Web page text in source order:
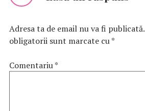
Adresa ta de email nu va fi publicată.
obligatorii sunt marcate cu*
Comentariu*